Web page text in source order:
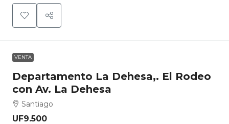
VENTA
Departamento La Dehesa,. El Rodeo
con Av. La Dehesa
Santiago
UF9.500